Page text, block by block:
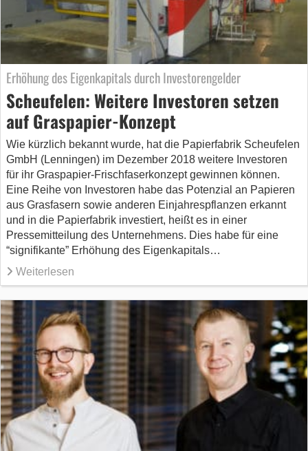
Erhöhung des Eigenkapitals durch Investorengelder
Scheufelen: Weitere Investoren setzen
auf Graspapier-Konzept
Wie kürzlich bekannt wurde, hat die Papierfabrik Scheufelen
GmbH (Lenningen) im Dezember 2018 weitere Investoren
für ihr Graspapier-Frischfaserkonzept gewinnen können.
Eine Reihe von Investoren habe das Potenzial an Papieren
aus Grasfasern sowie anderen Einjahrespflanzen erkannt
und in die Papierfabrik investiert, heißt es in einer
Pressemitteilung des Unternehmens. Dies habe für eine
“signifikante” Erhöhung des Eigenkapitals…
Weiterlesen